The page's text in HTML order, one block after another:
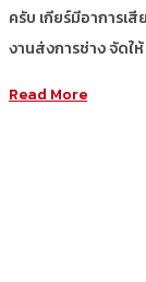
ครับ เกียร์มีอาการ
งานส่งการช่าง จัดใ
Read More